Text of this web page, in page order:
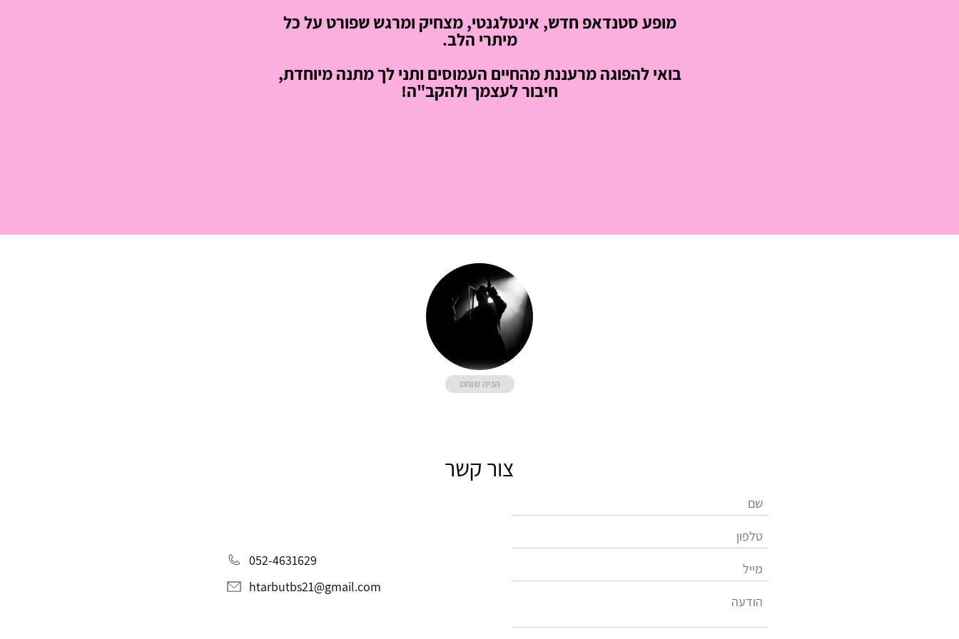
מופע סטנדאפ חדש, אינטלגנטי, מצחיק ומרגש שפורט על כל
מיתרי הלב.
בואי להפוגה מרעננת מהחיים העמוסים ותני לך מתנה מיוחדת,
חיבור לעצמך ולהקב"ה!
הניה שוחט
צור קשר
052-4631629
htarbutbs21@gmail.com